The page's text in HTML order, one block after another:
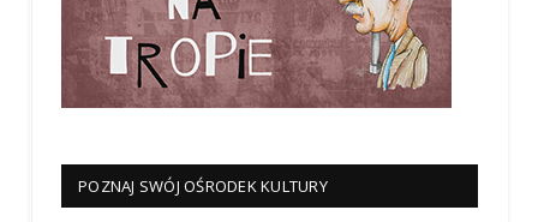
POZNAJ SWÓJ OŚRODEK KULTURY